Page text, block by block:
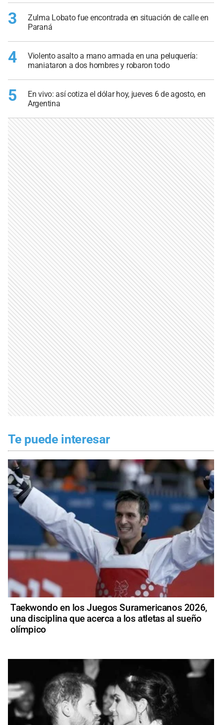
3
Zulma Lobato fue encontrada en situación de calle en
Paraná
4
Violento asalto a mano armada en una peluquería:
maniataron a dos hombres y robaron todo
5
En vivo: así cotiza el dólar hoy, jueves 6 de agosto, en
Argentina
Te puede interesar
Taekwondo en los Juegos Suramericanos 2026,
una disciplina que acerca a los atletas al sueño
olímpico